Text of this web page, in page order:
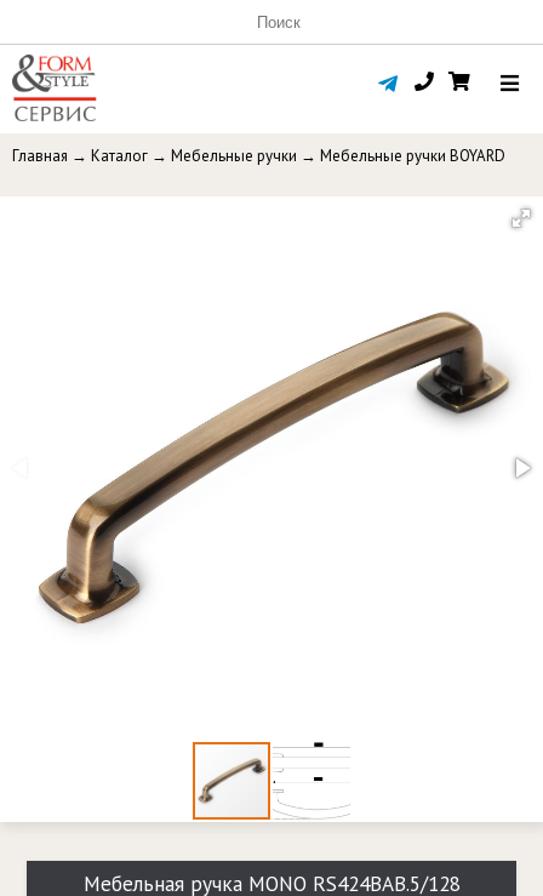
Главная → Каталог → Мебельные ручки → Мебельные ручки BOYARD
Мебельная ручка MONO RS424BAB.5/128